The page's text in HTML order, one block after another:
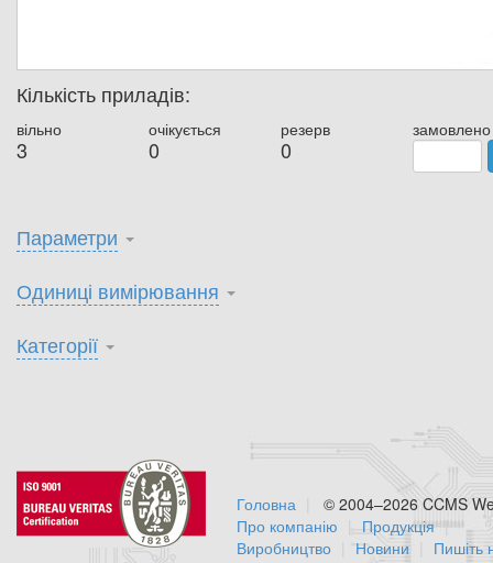
Кількість приладів:
вільно
3
очікується
0
резерв
0
замовлено
Параметри
Одиниці вимірювання
Категорії
© 2004–2026 CCMS
Головна
Про компанію
Продукція
Виробництво
Новини Пишіть